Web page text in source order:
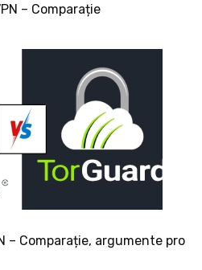
– Comparație
– Comparație, argumente pro